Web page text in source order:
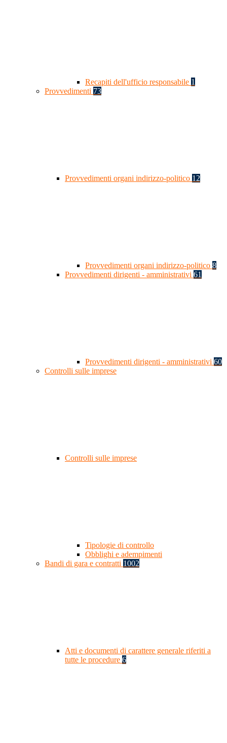
Recapiti dell'ufficio responsabile 1
Provvedimenti 73
Provvedimenti organi indirizzo-politico 12
Provvedimenti organi indirizzo-politico 8
Provvedimenti dirigenti - amministrativi 61
Provvedimenti dirigenti - amministrativi 60
Controlli sulle imprese
Controlli sulle imprese
Tipologie di controllo
Obblighi e adempimenti
Bandi di gara e contratti 1002
Atti e documenti di carattere generale riferiti a
tutte le procedure 6